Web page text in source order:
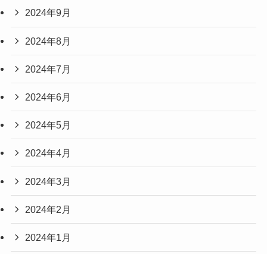
2024年9月
2024年8月
2024年7月
2024年6月
2024年5月
2024年4月
2024年3月
2024年2月
2024年1月